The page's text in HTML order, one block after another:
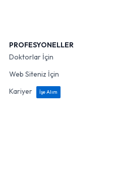
PROFESYONELLER
Doktorlar İçin
Web Siteniz İçin
Kariyer
İşe Alım